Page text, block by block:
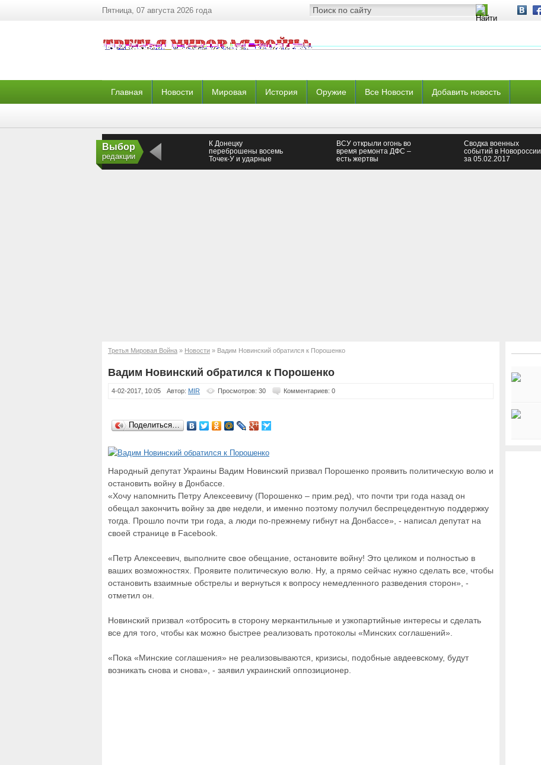
Пятница, 07 августа 2026 года
Главная Новости Мировая История Оружие Все Новости Добавить новость
Выбор
редакции
К Донецку
переброшены восемь
Точек-У и ударные
ВСУ открыли огонь во
время ремонта ДФС –
есть жертвы
Сводка военных
событий в Новороссии
за 05.02.2017
Третья Мировая Война » Новости » Вадим Новинский обратился к Порошенко
Вадим Новинский обратился к Порошенко
4-02-2017, 10:05 Автор: MIR Просмотров: 30 Комментариев: 0
Поделиться…
Народный депутат Украины Вадим Новинский призвал Порошенко проявить политическую волю и
остановить войну в Донбассе.
«Хочу напомнить Петру Алексеевичу (Порошенко – прим.ред), что почти три года назад он
обещал закончить войну за две недели, и именно поэтому получил беспрецедентную поддержку
тогда. Прошло почти три года, а люди по-прежнему гибнут на Донбассе», - написал депутат на
своей странице в Facebook.
«Петр Алексеевич, выполните свое обещание, остановите войну! Это целиком и полностью в
ваших возможностях. Проявите политическую волю. Ну, а прямо сейчас нужно сделать все, чтобы
остановить взаимные обстрелы и вернуться к вопросу немедленного разведения сторон», -
отметил он.
Новинский призвал «отбросить в сторону меркантильные и узкопартийные интересы и сделать
все для того, чтобы как можно быстрее реализовать протоколы «Минских соглашений».
«Пока «Минские соглашения» не реализовываются, кризисы, подобные авдеевскому, будут
возникать снова и снова», - заявил украинский оппозиционер.